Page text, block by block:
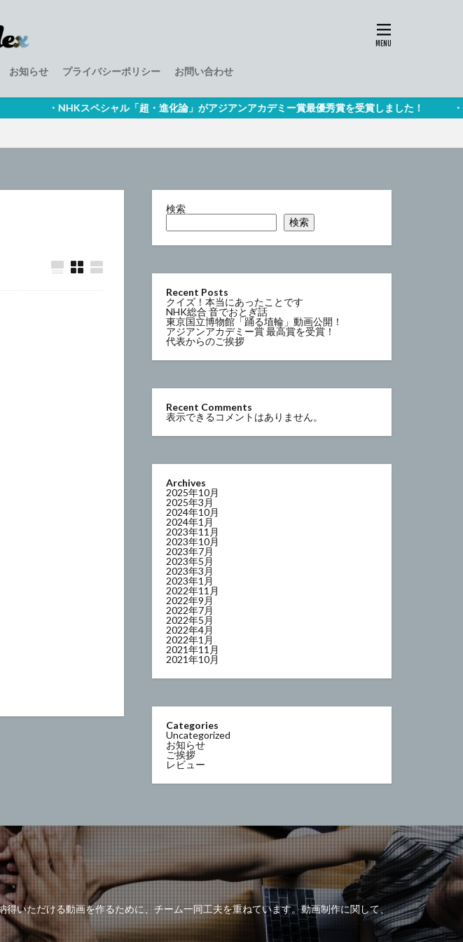
お知らせ プライバシーポリシー お問い合わせ
・NHKスペシャル「超・進化論」がアジアンアカデミー賞最優秀賞を受賞しました！ ・当社は
検索
検索
Recent Posts
クイズ！本当にあったことです
NHK総合 音でおとぎ話
東京国立博物館「踊る埴輪」動画公開！
アジアンアカデミー賞 最高賞を受賞！
代表からのご挨拶
Recent Comments
表示できるコメントはありません。
Archives
2025年10月
2025年3月
2024年10月
2024年1月
2023年11月
2023年10月
2023年7月
2023年5月
2023年3月
2023年1月
2022年11月
2022年9月
2022年7月
2022年5月
2022年4月
2022年1月
2021年11月
2021年10月
Categories
Uncategorized
お知らせ
ご挨拶
レビュー
いただける動画を作るために、チーム一同工夫を重ねています。動画制作に関して、